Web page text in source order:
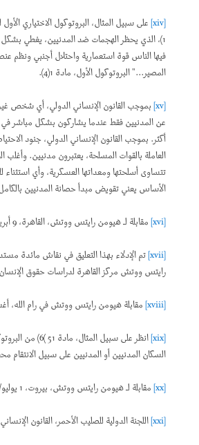
1)، الذي يحظر الهجمات ضد المدنيين، يغطي بشكل
فيها الناس قوة استعمارية واحتلال أجنبي ونظم
المصير..." البروتوكول الأول، مادة 1(4).
بموجب القانون الإنساني الدولي، أي شخص غير
عن المدنيين فقط عندما يشاركون بشكل مباشر في
أكثر. بموجب القانون الإنساني الدولي، جنود
العاملة بالقوات المسلحة، يعتبرون مدنيين. وأغلب
تتساوى أسلحتها ومعداتها العسكرية، وأي استثناء
الأساس يعني تقويض مبدأ حصانة المدنيين بالكامل.
مقابلة لـ هيومن رايتس ووتش، القاهرة، 9 أبريل/نيسان 2006.
تم الإدلاء بهذا التعليق في نقاش مائدة
رايتس ووتش مركز القاهرة لدراسات حقوق الإنسان، 26 يونيو/حزيران 2005.
مقابلة هيومن رايتس ووتش في رام الله، أغسطس/
انظر على سبيل المثال،
السكان المدنيين أو المدنيين على سبيل الانتقام
مقابلة لـ هيومن رايتس ووتش، بيروت، 1 يوليو/تموز 2006.
اللجنة الدولية للصليب الأحمر، القانون الإنساني الدولي